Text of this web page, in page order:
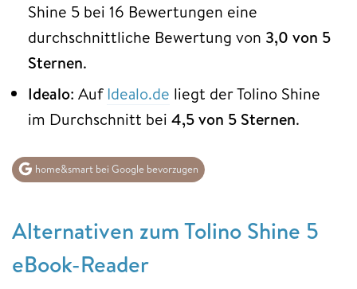
Shine 5 bei 16 Bewertungen eine
durchschnittliche Bewertung von 3,0 von 5
Sternen.
Idealo: Auf Idealo.de liegt der Tolino Shine
im Durchschnitt bei 4,5 von 5 Sternen.
home&smart bei Google bevorzugen
Alternativen zum Tolino Shine 5
eBook-Reader